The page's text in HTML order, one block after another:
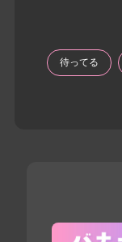
待ってる